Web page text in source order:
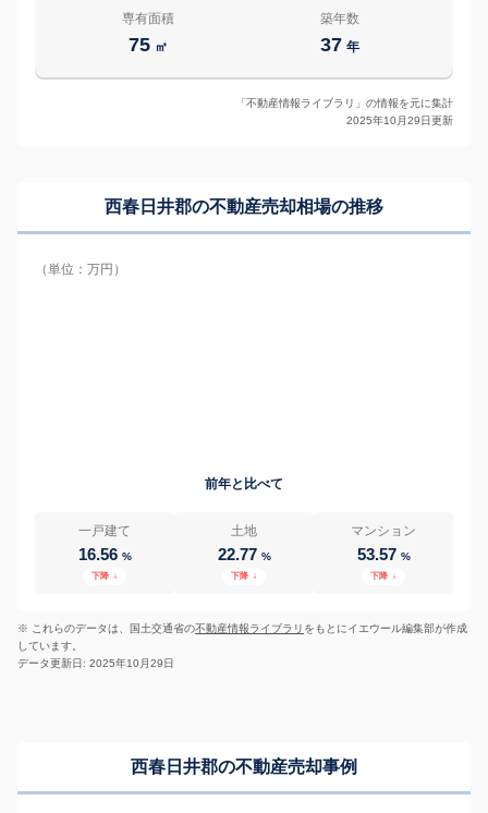
専有面積
75 ㎡
築年数
37 年
「不動産情報ライブラリ」の情報を元に集計
2025年10月29日更新
西春日井郡の不動産売却相場の推移
（単位：万円）
前年と比べて
一戸建て
16.56 %
下降 ↓
土地
22.77 %
下降 ↓
マンション
53.57 %
下降 ↓
※ これらのデータは、国土交通省の不動産情報ライブラリ をもとにイエウール編集部が作成
しています。
データ更新日: 2025年10月29日
西春日井郡の不動産売却事例